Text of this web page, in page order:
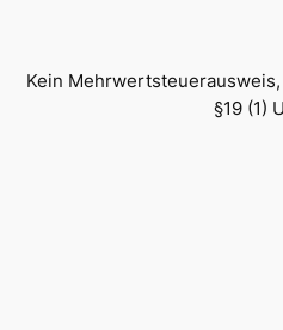
Kein
§19 (1)